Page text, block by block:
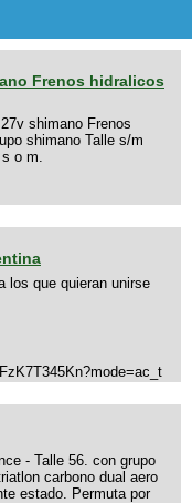
Frenos hidralicos
shimano Frenos
shimano Talle s/m
o m.
los que quieran unirse
- Talle 56. con grupo
carbono dual aero
estado. Permuta por